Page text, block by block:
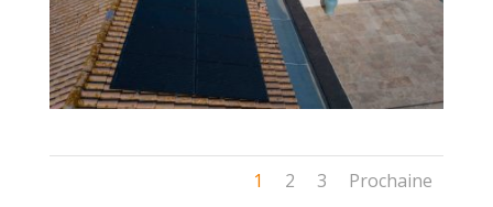
1 2 3 Prochaine